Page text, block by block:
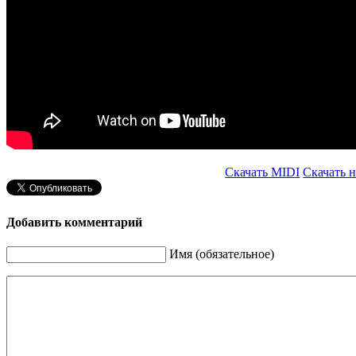
Скачать MIDI Скачать
Добавить комментарий
Имя (обязательное)